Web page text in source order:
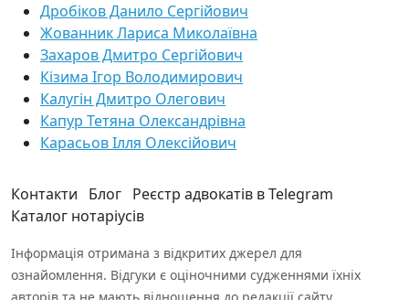
Дробіков Данило Сергійович
Жованник Лариса Миколаївна
Захаров Дмитро Сергійович
Кізима Ігор Володимирович
Калугін Дмитро Олегович
Капур Тетяна Олександрівна
Карасьов Ілля Олексійович
Контакти Блог Реєстр адвокатів в Telegram
Каталог нотаріусів
Інформація отримана з відкритих джерел для
ознайомлення. Відгуки є оціночними судженнями їхніх